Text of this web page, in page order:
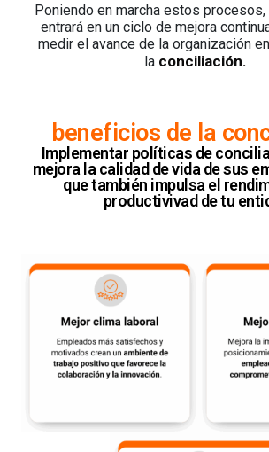
Poniendo en marcha estos
entrará en un ciclo de mejora
medir el avance de la organización
la conciliación.
beneficios de la
Implementar políticas de
mejora la calidad de vida de sus
que también impulsa el
productivivad de tu